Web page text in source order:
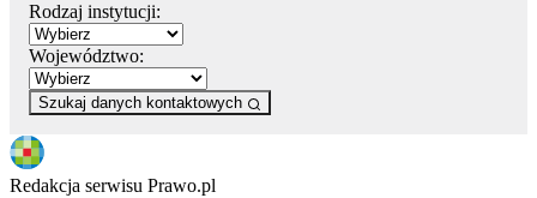
Rodzaj instytucji:
Województwo:
Szukaj danych kontaktowych
Redakcja serwisu Prawo.pl